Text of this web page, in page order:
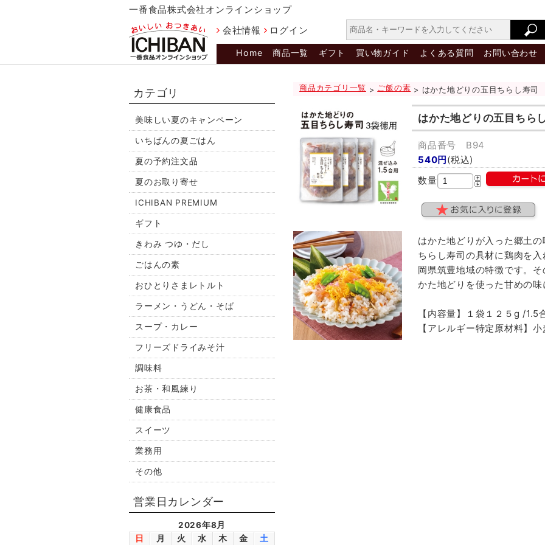
一番食品株式会社オンラインショップ
会社情報
ログイン
Home 商品一覧 ギフト 買い物ガイド よくある質問 お問い合わせ
カテゴリ
美味しい夏のキャンペーン
いちばんの夏ごはん
夏の予約注文品
夏のお取り寄せ
ICHIBAN PREMIUM
ギフト
きわみ つゆ・だし
ごはんの素
おひとりさまレトルト
ラーメン・うどん・そば
スープ・カレー
フリーズドライみそ汁
調味料
お茶・和風練り
健康食品
スイーツ
業務用
その他
商品カテゴリ一覧 >ご飯の素> はかた地どりの五目ちらし寿司
はかた地どりの五目ちら
商品番号 B94
540円(税込)
数量
はかた地どりが入った郷土
ちらし寿司の具材に鶏肉を
岡県筑豊地域の特徴です。
かた地どりを使った甘めの
【内容量】１袋１２５g /1.5
【アレルギー特定原材料】小